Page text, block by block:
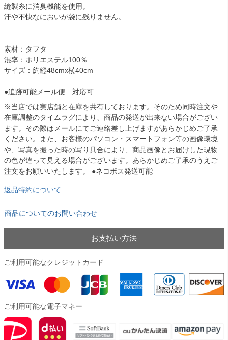
縫製糸に消臭機能を使用。
汗や不快なにおいが袋に残りません。
素材：タフタ
混率：ポリエステル100％
サイズ：約縦48cmx横40cm
●追跡可能メール便 対応可
※当店では実店舗と在庫を共有しております。そのため同時注文や
在庫調整のタイムラグにより、商品の発送が出来ない場合がござい
ます。その際はメールにてご連絡差し上げますがあらかじめご了承
ください。また、お客様のパソコン・スマートフォン等の画像環境
や、写真を撮った時の写り具合により、商品画像とお届けした現物
の色が違って見える場合がございます。あらかじめご了承のうえご
注文をお願いいたします。 ●ネコポス発送可能
返品特約について
商品についてのお問い合わせ
お支払い方法
ご利用可能なクレジットカード
ご利用可能な電子マネー